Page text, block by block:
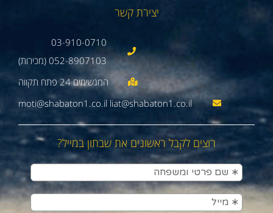
יצירת קשר
03-910-0710
052-8907103 (מכירות)
moti@shabaton1.co.il liat@shabaton1.co.il
רוצים לקבל ראשונים את שבתון במייל?